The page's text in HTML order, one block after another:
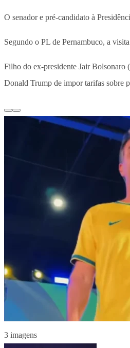
O senador e pré-candidato à
Segundo o PL de Pernambuco, a
Filho do ex-presidente Jair Bolsonaro
Donald Trump de impor tarifas sobre
3 imagens